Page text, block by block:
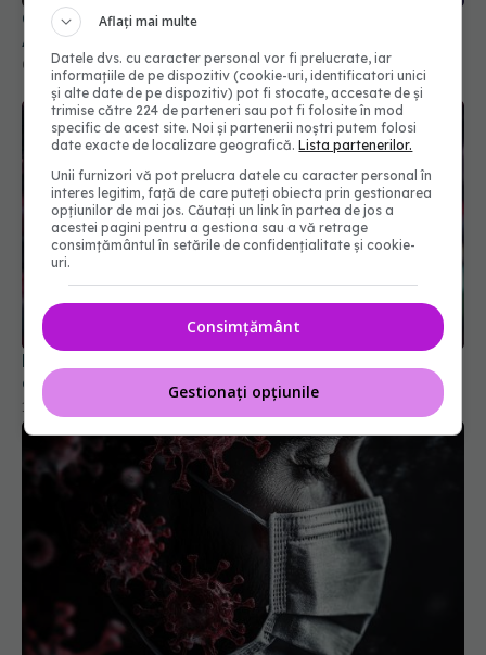
COVID, asociat cu o boală autoimună dureroasă.
Apare la peste un an de la infectare
05 mar 2024, 08:46
De ce apar mereu noi variante COVID. Ce s-a
aflat despre boală
11 feb 2026, 15:04
Aflați mai multe
Datele dvs. cu caracter personal vor fi prelucrate, iar
informațiile de pe dispozitiv (cookie-uri, identificatori unici
și alte date de pe dispozitiv) pot fi stocate, accesate de și
trimise către 224 de parteneri sau pot fi folosite în mod
specific de acest site. Noi și partenerii noștri putem folosi
date exacte de localizare geografică.Lista partenerilor.
Unii furnizori vă pot prelucra datele cu caracter personal în
interes legitim, față de care puteți obiecta prin gestionarea
opțiunilor de mai jos. Căutați un link în partea de jos a
acestei pagini pentru a gestiona sau a vă retrage
consimțământul în setările de confidențialitate și cookie-
uri.
Consimțământ
Gestionați opțiunile